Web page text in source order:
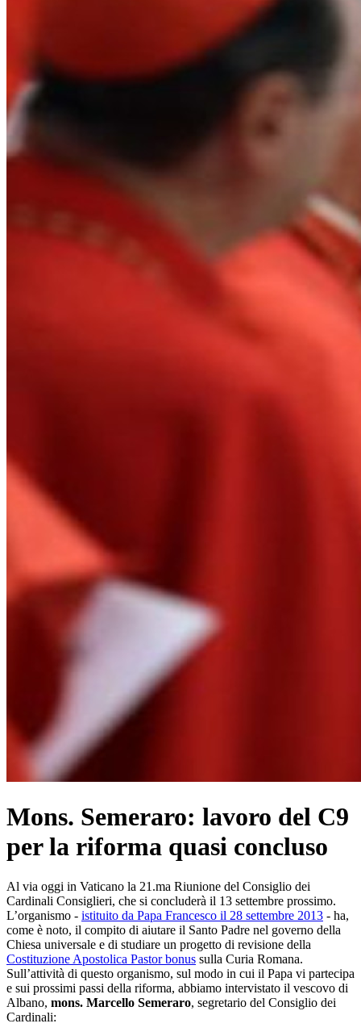
Mons. Semeraro: lavoro del C9
per la riforma quasi concluso
Al via oggi in Vaticano la 21.ma Riunione del Consiglio dei
Cardinali Consiglieri, che si concluderà il 13 settembre prossimo.
L’organismo - istituito da Papa Francesco il 28 settembre 2013 - ha,
come è noto, il compito di aiutare il Santo Padre nel governo della
Chiesa universale e di studiare un progetto di revisione della
Costituzione Apostolica Pastor bonus sulla Curia Romana.
Sull’attività di questo organismo, sul modo in cui il Papa vi partecipa
e sui prossimi passi della riforma, abbiamo intervistato il vescovo di
Albano, mons. Marcello Semeraro, segretario del Consiglio dei
Cardinali: